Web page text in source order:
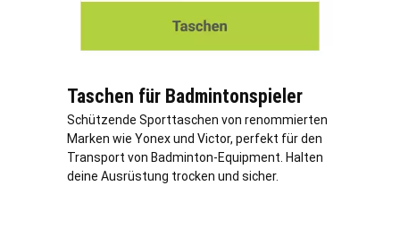
Taschen für Badmintonspieler
Schützende Sporttaschen von renommierten
Marken wie Yonex und Victor, perfekt für den
Transport von Badminton-Equipment. Halten
deine Ausrüstung trocken und sicher.